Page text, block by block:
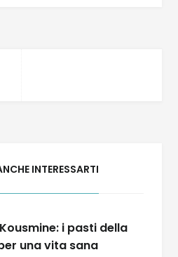
INTERESSARTI
i pasti della
una vita sana